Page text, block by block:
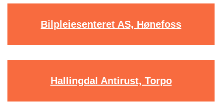
Bilpleiesenteret AS, Hønefoss
Hallingdal Antirust, Torpo